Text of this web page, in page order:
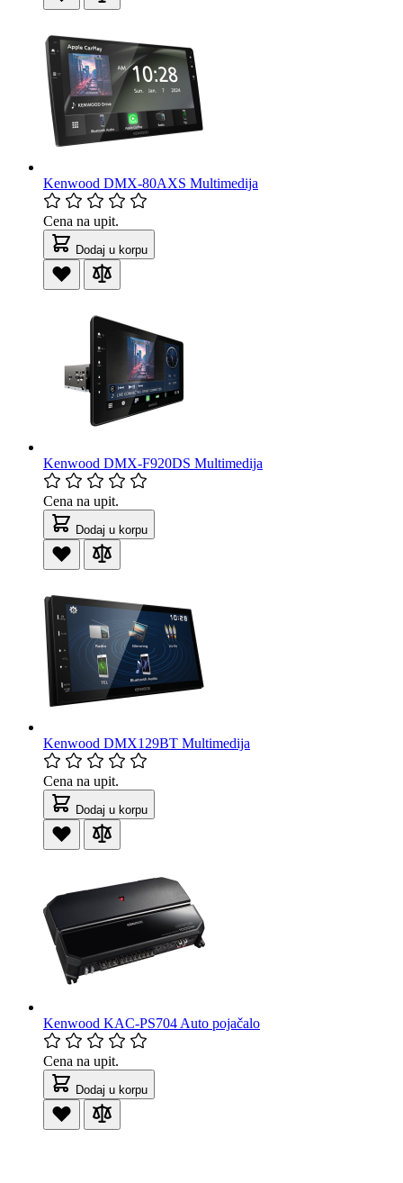
Kenwood DMX-80AXS Multimedija
Cena na upit.
Dodaj u korpu
Kenwood DMX-F920DS Multimedija
Cena na upit.
Dodaj u korpu
Kenwood DMX129BT Multimedija
Cena na upit.
Dodaj u korpu
Kenwood KAC-PS704 Auto pojačalo
Cena na upit.
Dodaj u korpu